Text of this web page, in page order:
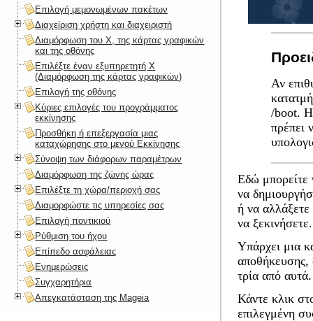
Αν
/boot. Η
πρέπει
Εδώ μπορείτε
να
ή να αλλάξετε
να ξεκινήσετε.
Υπάρχει μια
αποθήκευσης,
τρία από αυτά.
Κάντε κλικ
επιλεγμένη
Επιλογή μεμονωμένων πακέτων
Διαχείριση χρήστη και διαχειριστή
Διαμόρφωση του X, της κάρτας γραφικών
και της οθόνης
Επιλέξτε έναν εξυπηρετητή X
(Διαμόρφωση της κάρτας γραφικών)
Επιλογή της οθόνης
Κύριες επιλογές του προγράμματος
εκκίνησης
Προσθήκη ή επεξεργασία μιας
καταχώρησης στο μενού Εκκίνησης
Σύνοψη των διάφορων παραμέτρων
Διαμόρφωση της ζώνης ώρας
Επιλέξτε τη χώρα/περιοχή σας
Διαμορφώστε τις υπηρεσίες σας
Επιλογή ποντικιού
Ρύθμιση του ήχου
Επίπεδο ασφάλειας
Ενημερώσεις
Συγχαρητήρια
Απεγκατάσταση της Mageia